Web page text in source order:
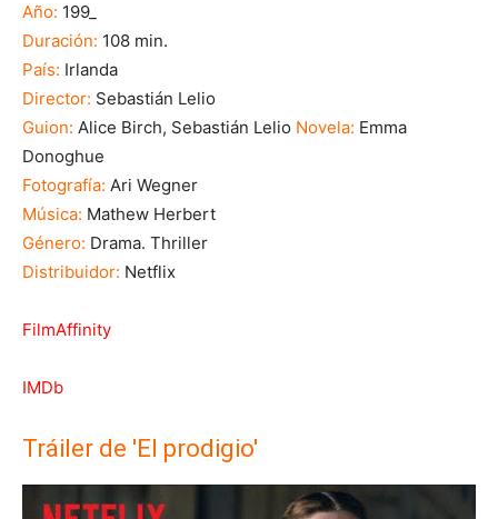
Año: 199_
Duración: 108 min.
País: Irlanda
Director: Sebastián Lelio
Guion: Alice Birch, Sebastián Lelio Novela: Emma
Donoghue
Fotografía: Ari Wegner
Música: Mathew Herbert
Género: Drama. Thriller
Distribuidor: Netflix
FilmAffinity
IMDb
Tráiler de 'El prodigio'